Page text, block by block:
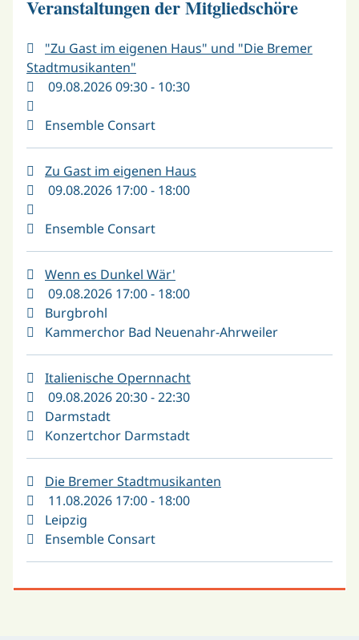
Veranstaltungen der Mitgliedschöre
"Zu Gast im eigenen Haus" und "Die Bremer
Stadtmusikanten"
09.08.2026 09:30 - 10:30
Ensemble Consart
Zu Gast im eigenen Haus
09.08.2026 17:00 - 18:00
Ensemble Consart
Wenn es Dunkel Wär'
09.08.2026 17:00 - 18:00
Burgbrohl
Kammerchor Bad Neuenahr-Ahrweiler
Italienische Opernnacht
09.08.2026 20:30 - 22:30
Darmstadt
Konzertchor Darmstadt
Die Bremer Stadtmusikanten
11.08.2026 17:00 - 18:00
Leipzig
Ensemble Consart